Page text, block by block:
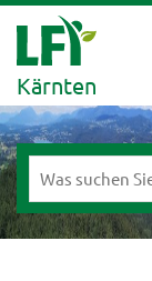
Kärnten